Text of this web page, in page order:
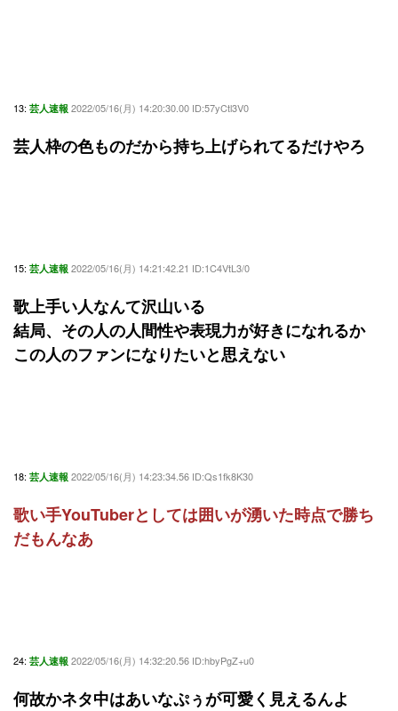
13: 芸人速報 2022/05/16(月) 14:20:30.00 ID:57yCtl3V0
芸人枠の色ものだから持ち上げられてるだけやろ
15: 芸人速報 2022/05/16(月) 14:21:42.21 ID:1C4VtL3/0
歌上手い人なんて沢山いる
結局、その人の人間性や表現力が好きになれるか
この人のファンになりたいと思えない
18: 芸人速報 2022/05/16(月) 14:23:34.56 ID:Qs1fk8K30
歌い手YouTuberとしては囲いが湧いた時点で勝ち
だもんなあ
24: 芸人速報 2022/05/16(月) 14:32:20.56 ID:hbyPgZ+u0
何故かネタ中はあいなぷぅが可愛く見えるんよ